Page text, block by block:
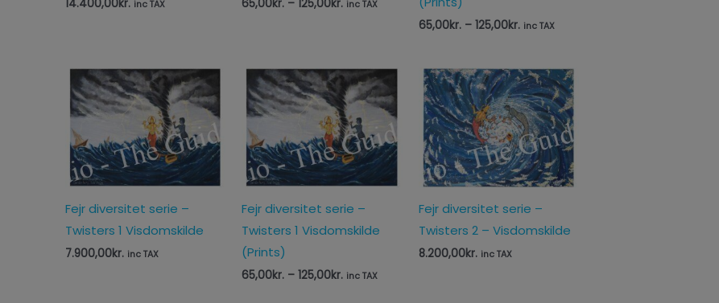
14.400,00kr. inc TAX 65,00kr. – 125,00kr. inc TAX
65,00kr. – 125,00kr. inc TAX
Fejr diversitet serie –
Twisters 1 Visdomskilde
7.900,00kr. inc TAX
Fejr diversitet serie –
Twisters 1 Visdomskilde
(Prints)
65,00kr. – 125,00kr.
Prisinterval:
65,00kr.
til
125,00kr.
inc TAX
Fejr diversitet serie –
Twisters 2 – Visdomskilde
8.200,00kr. inc TAX